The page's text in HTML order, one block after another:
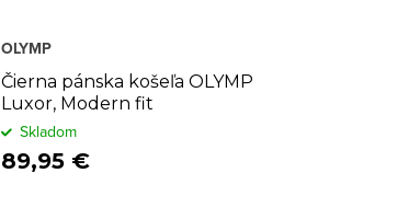
Čierna pánska košeľa OLYMP
Luxor, Modern fit
OLYMP
89,95 €
Skladom